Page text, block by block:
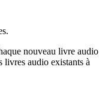
nouveau livre audio
livres audio existants à